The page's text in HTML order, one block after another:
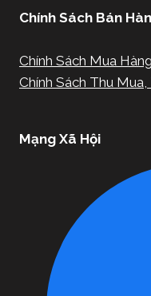
Chính Sách Bán
Chính Sách Mua Hàng
Chính Sách Thu
Mạng Xã Hội